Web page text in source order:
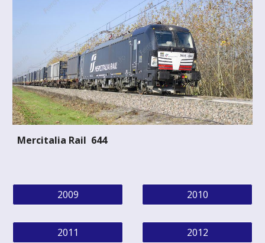
Mercitalia Rail 644
2009
2011
2010
2012